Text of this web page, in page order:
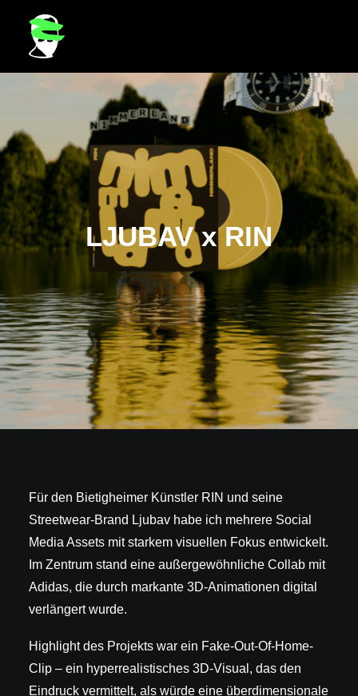
LJUBAV x RIN
Für den Bietigheimer Künstler RIN und seine
Streetwear-Brand Ljubav habe ich mehrere Social
Media Assets mit starkem visuellen Fokus entwickelt.
Im Zentrum stand eine außergewöhnliche Collab mit
Adidas, die durch markante 3D-Animationen digital
verlängert wurde.
Highlight des Projekts war ein Fake-Out-Of-Home-
Clip – ein hyperrealistisches 3D-Visual, das den
Eindruck vermittelt, als würde eine überdimensionale